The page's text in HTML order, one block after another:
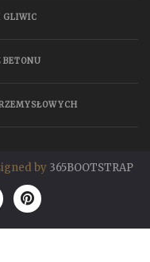
GLIWIC
BETONU
by 365BOOTSTRAP